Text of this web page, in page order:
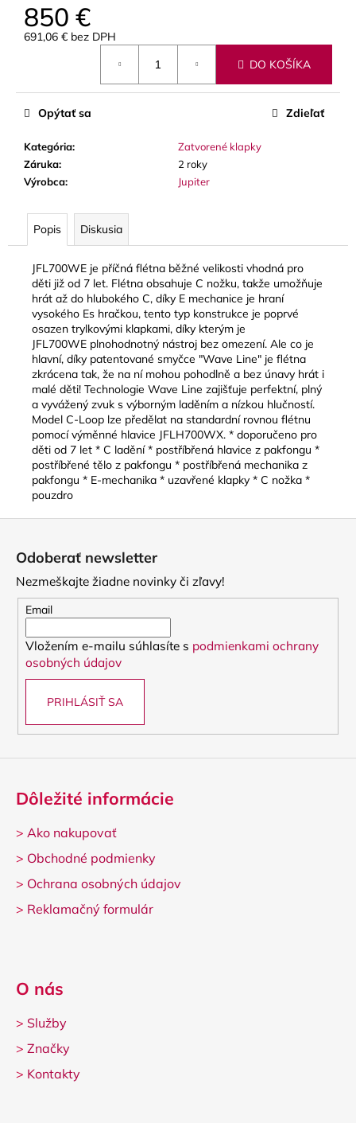
850 €
691,06 € bez DPH
DO KOŠÍKA
Kategória:
Zatvorené klapky
Záruka:
2 roky
Výrobca: Jupiter
Opýtať sa Zdieľať
Popis Diskusia
JFL700WE je příčná flétna běžné velikosti vhodná pro
děti již od 7 let. Flétna obsahuje C nožku, takže umožňuje
hrát až do hlubokého C, díky E mechanice je hraní
vysokého Es hračkou, tento typ konstrukce je poprvé
osazen trylkovými klapkami, díky kterým je
JFL700WE plnohodnotný nástroj bez omezení. Ale co je
hlavní, díky patentované smyčce "Wave Line" je flétna
zkrácena tak, že na ní mohou pohodlně a bez únavy hrát i
malé děti! Technologie Wave Line zajišťuje perfektní, plný
a vyvážený zvuk s výborným laděním a nízkou hlučností.
Model C-Loop lze předělat na standardní rovnou flétnu
pomocí výměnné hlavice JFLH700WX. * doporučeno pro
děti od 7 let * C ladění * postříbřená hlavice z pakfongu *
postříbřené tělo z pakfongu * postříbřená mechanika z
pakfongu * E-mechanika * uzavřené klapky * C nožka *
pouzdro
ú
m
JM
VALVE
OIL
SYNTETICKÝ
OLEJ
NA
PIESTY
ROTORY,
MEDIUM
8,70
Odoberať newsletter
Nezmeškajte žiadne novinky či zľavy!
Email
Vložením e-mailu súhlasíte s podmienkami ochrany
osobných údajov
PRIHLÁSIŤ SA
Dôležité informácie
> Ako nakupovať
> Obchodné podmienky
> Ochrana osobných údajov
> Reklamačný formulár
O nás
> Služby
> Značky
> Kontakty